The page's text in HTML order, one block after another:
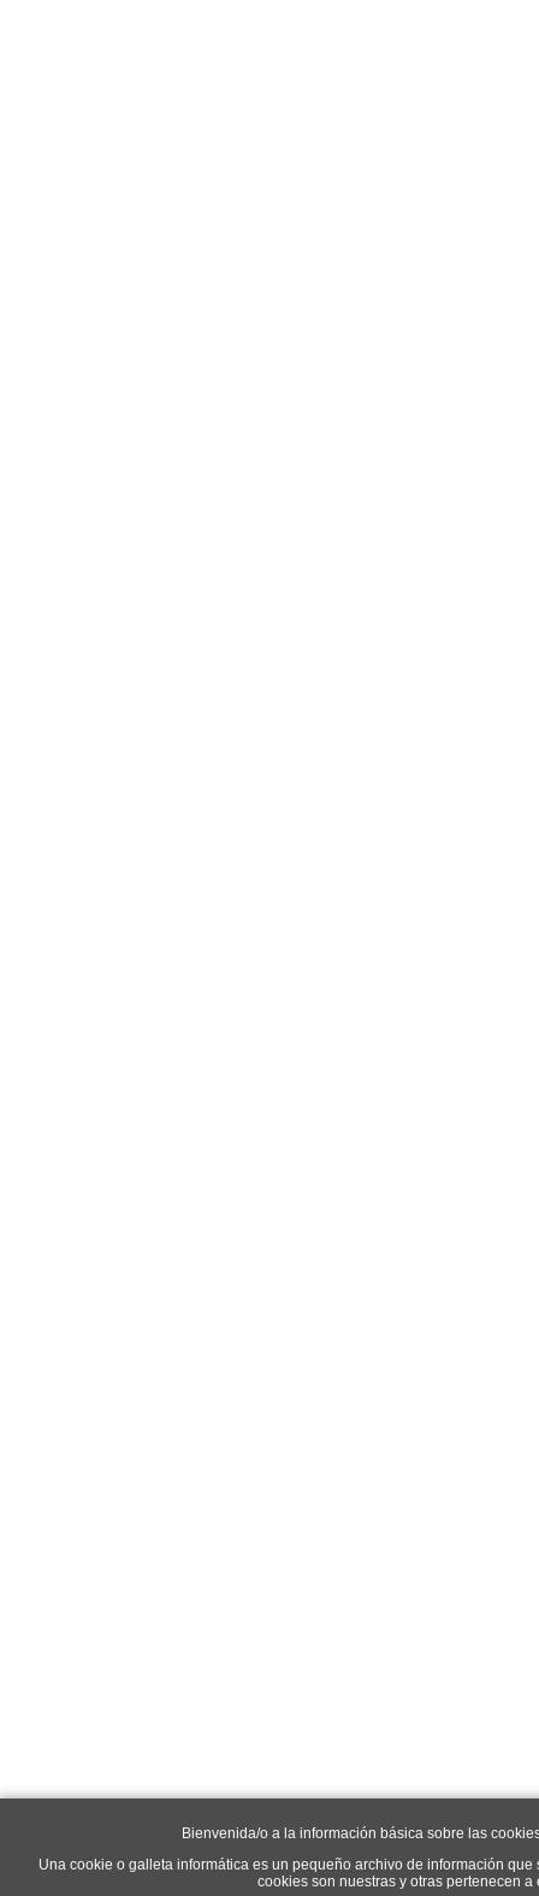
Bienvenida/o a la información básica sobre las
Una cookie o galleta informática es un pequeño archivo de información
cookies son nuestras y otras pertenecen